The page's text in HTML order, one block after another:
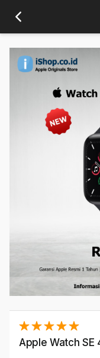
Apple Watch SE